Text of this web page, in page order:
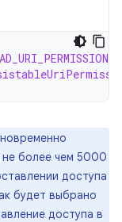
не более чем 5000
доступа
будет выбрано
доступа в